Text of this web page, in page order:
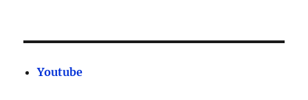
Youtube